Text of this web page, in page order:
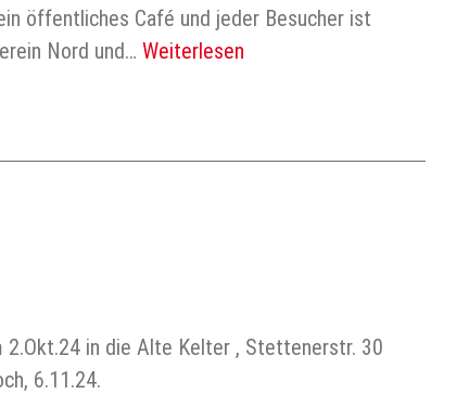
öffentliches Café und jeder Besucher ist
Nord und… Weiterlesen
2.Okt.24 in die Alte Kelter , Stettenerstr. 30
6.11.24.